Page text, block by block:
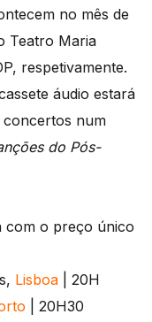
no mês de
Teatro Maria
respetivamente.
áudio estará
concertos num
do Pós-
com o preço único
Lisboa | 20H
| 20H30